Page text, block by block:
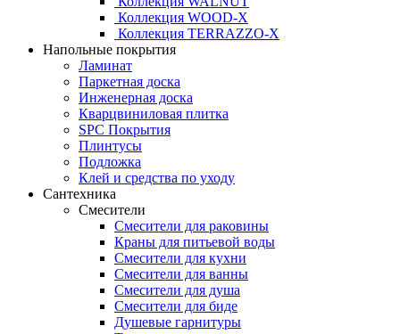
Коллекция WOOD-X
Коллекция ТЕRRАZZO-X
Напольные покрытия
Ламинат
Паркетная доска
Инженерная доска
Кварцвиниловая плитка
SPC Покрытия
Плинтусы
Подложка
Клей и средства по уходу
Сантехника
Смесители
Смесители для раковины
Краны для питьевой воды
Смесители для кухни
Смесители для ванны
Смесители для душа
Смесители для биде
Душевые гарнитуры